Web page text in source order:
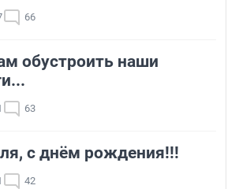
66
обустроить наши
63
с днём рождения!!!
42